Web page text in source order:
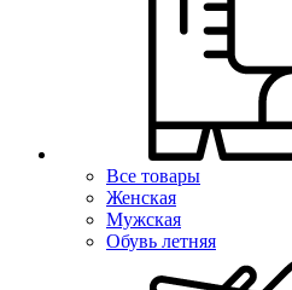
Все товары
Женская
Мужская
Обувь летняя